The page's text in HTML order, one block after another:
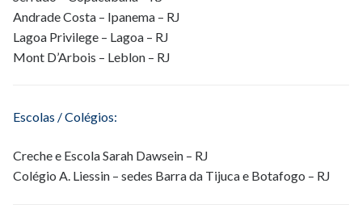
Andrade Costa – Ipanema – RJ
Lagoa Privilege – Lagoa – RJ
Mont D’Arbois – Leblon – RJ
Escolas / Colégios:
Creche e Escola Sarah Dawsein – RJ
Colégio A. Liessin – sedes Barra da Tijuca e Botafogo – RJ